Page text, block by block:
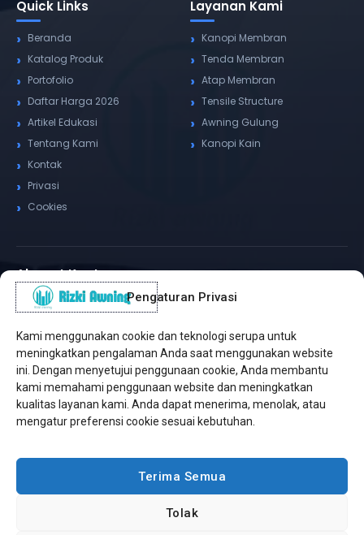
Pengaturan Privasi
Kami menggunakan cookie dan teknologi serupa untuk
meningkatkan pengalaman Anda saat menggunakan website
ini. Dengan menyetujui penggunaan cookie, Anda membantu
kami memahami penggunaan website dan meningkatkan
kualitas layanan kami. Anda dapat menerima, menolak, atau
mengatur preferensi cookie sesuai kebutuhan.
Terima Semua
Tolak
Quick Links
Beranda
Katalog Produk
Portofolio
Daftar Harga 2026
Artikel Edukasi
Tentang Kami
Kontak
Privasi
Cookies
Layanan Kami
Kanopi Membran
Tenda Membran
Atap Membran
Tensile Structure
Awning Gulung
Kanopi Kain
Alamat Kantor
✆ WhatsApp / Telepon
Pusat Sukabumi
Sukamanis, Kadudampit, Sukabumi
Cabang Jakarta
Kembangan, Jakarta Barat
Sektor A3, Tangerang Selatan